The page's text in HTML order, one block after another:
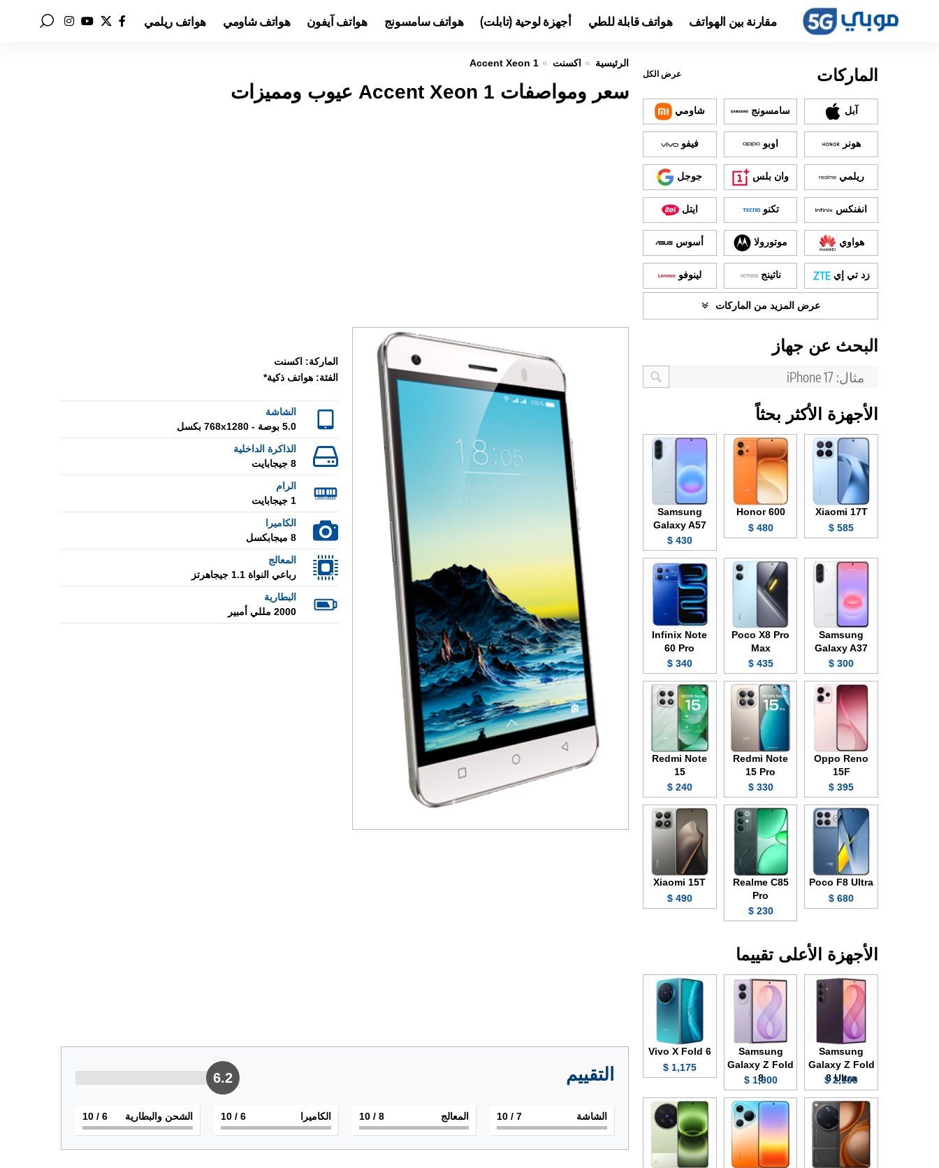
مقارنة بين الهواتف هواتف قابلة للطي أجهزة لوحية (تابلت) هواتف سامسونج هواتف آيفون هواتف شاومي هواتف ريلمي
الرئيسية اكسنت Accent Xeon 1
سعر ومواصفات Accent Xeon 1 عيوب ومميزات
الماركة: اكسنت
الفئة: هواتف ذكية*
الشاشة
5.0 بوصة - 768x1280 بكسل
الذاكرة الداخلية
8 جيجابايت
الرام
1 جيجابايت
الكاميرا
8 ميجابكسل
المعالج
رباعي النواة 1.1 جيجاهرتز
البطارية
2000 مللي أمبير
التقييم 6.2
الشاشة 7
/ 10 المعالج 8
/ 10 الكاميرا 6
/ 10 الشحن والبطارية 6
/ 10
الماركات عرض الكل
آبل سامسونج شاومي
هونر اوبو فيفو
ريلمي وان بلس جوجل
انفنكس تكنو ايتل
هواوي موتورولا أسوس
زد تي إي ناثينج لينوفو
عرض المزيد من الماركات
البحث عن جهاز
الأجهزة الأكثر بحثاً
Xiaomi 17T
585 $
Honor 600
480 $
Samsung
Galaxy A57
430 $
Samsung
Galaxy A37
300 $
Poco X8 Pro
Max
435 $
Infinix Note
60 Pro
340 $
Oppo Reno
15F
395 $
Redmi Note
15 Pro
330 $
Redmi Note
15
240 $
Poco F8 Ultra
680 $
Realme C85
Pro
230 $
Xiaomi 15T
490 $
الأجهزة الأعلى تقييما
Samsung
Galaxy Z Fold
8 Ultra
2,100 $
Samsung
Galaxy Z Fold
8
1,900 $
Vivo X Fold 6
1,175 $